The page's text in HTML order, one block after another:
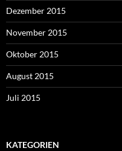
Dezember 2015
November 2015
Oktober 2015
August 2015
Juli 2015
KATEGORIEN